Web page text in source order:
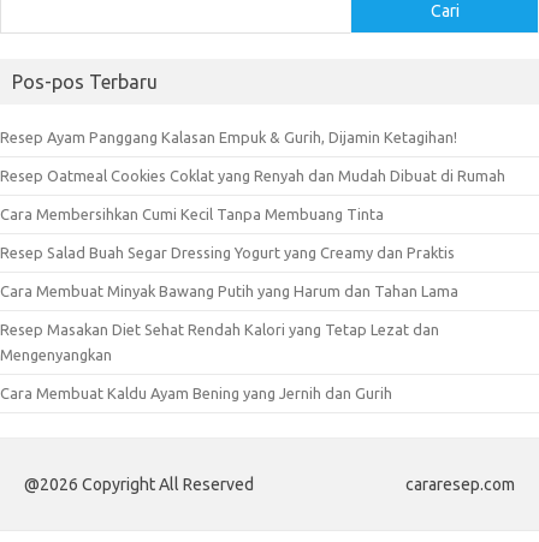
Cari
Pos-pos Terbaru
Resep Ayam Panggang Kalasan Empuk & Gurih, Dijamin Ketagihan!
Resep Oatmeal Cookies Coklat yang Renyah dan Mudah Dibuat di Rumah
Cara Membersihkan Cumi Kecil Tanpa Membuang Tinta
Resep Salad Buah Segar Dressing Yogurt yang Creamy dan Praktis
Cara Membuat Minyak Bawang Putih yang Harum dan Tahan Lama
Resep Masakan Diet Sehat Rendah Kalori yang Tetap Lezat dan
Mengenyangkan
Cara Membuat Kaldu Ayam Bening yang Jernih dan Gurih
@2026 Copyright All Reserved cararesep.com